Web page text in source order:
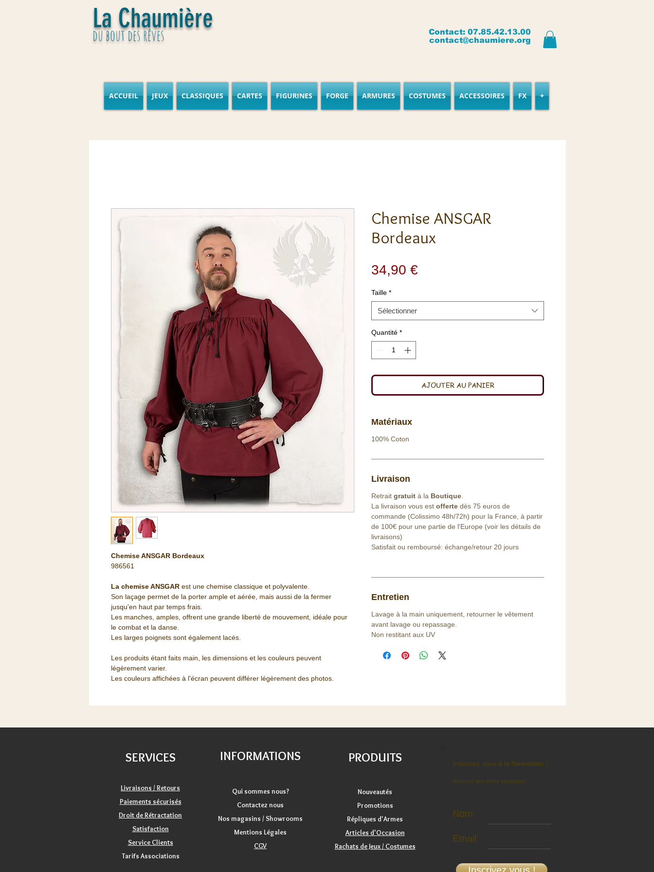
La Chaumière
du bout des rêves
Contact: 07.85.42.13.00
contact@chaumiere.org
ACCUEIL JEUX CLASSIQUES CARTES FIGURINES FORGE ARMURES COSTUMES ACCESSOIRES FX +
Chemise ANSGAR Bordeaux
986561
La chemise ANSGAR est une chemise classique et polyvalente.
Son laçage permet de la porter ample et aérée, mais aussi de la fermer
jusqu'en haut par temps frais.
Les manches, amples, offrent une grande liberté de mouvement, idéale pour
le combat et la danse.
Les larges poignets sont également lacés.
Les produits étant faits main, les dimensions et les couleurs peuvent
légèrement varier.
Les couleurs affichées à l'écran peuvent différer légèrement des photos.
Chemise ANSGAR
Bordeaux
34,90 €
Taille *
Sélectionner
Quantité *
AJOUTER AU PANIER
Matériaux
100% Coton
Livraison
Retrait gratuit à la Boutique
La livraison vous est offerte dès 75 euros de
commande (Colissimo 48h/72h) pour la France, à partir
de 100€ pour une partie de l'Europe (voir les détails de
livraisons)
Satisfait ou remboursé: échange/retour 20 jours
Entretien
Lavage à la main uniquement, retourner le vêtement
avant lavage ou repassage.
Non restitant aux UV
SERVICES
Livraisons / Retours
Paiements sécurisés
Droit de Rétractation
Satisfaction
Service Clients
Tarifs Associations
INFORMATIONS
Qui sommes nous?
Contactez nous
Nos magasins / Showrooms
Mentions Légales
CGV
PRODUITS
Nouveautés
Promotions
Répliques d'Armes
Articles d'Occasion
Rachats de Jeux / Costumes
Inscrivez vous à la Newsletter !
Recevez des offres exclusives
Nom
Email